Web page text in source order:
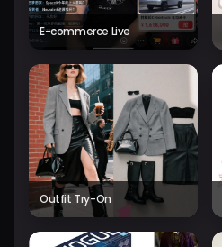
E-commerce Live
Outfit Try-On